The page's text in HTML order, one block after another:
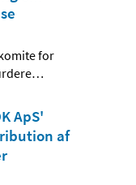
for
…
ApS'
af